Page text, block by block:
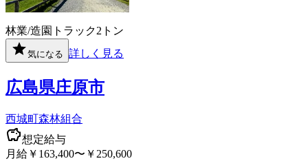
林業/造園 トラック2トン
気になる 詳しく見る
広島県庄原市
西城町森林組合
想定給与
月給￥163,400〜￥250,600